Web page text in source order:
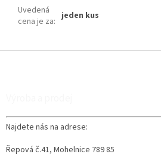
Uvedená
cena je za: jeden kus
Najdete nás na adrese:
Řepová č.41, Mohelnice 789 85